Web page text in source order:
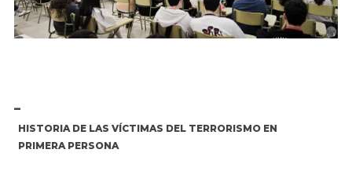
HISTORIA DE LAS VÍCTIMAS DEL TERRORISMO EN
PRIMERA PERSONA